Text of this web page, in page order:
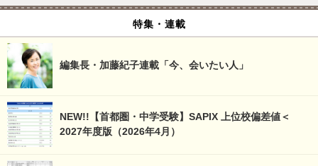
特集・連載
編集長・加藤紀子連載「今、会いたい人」
NEW!!【首都圏・中学受験】SAPIX 上位校偏差値＜
2027年度版（2026年4月）